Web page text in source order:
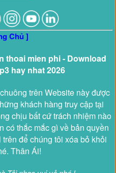
Chủ ]
thoai mien phi - Download
hay nhat 2026
trên Website này được
khách hàng truy cập tại
chịu bất cứ trách nhiệm nào
có thắc mắc gì về bản quyền
để chúng tôi xóa bỏ khỏi
Thân Ái!